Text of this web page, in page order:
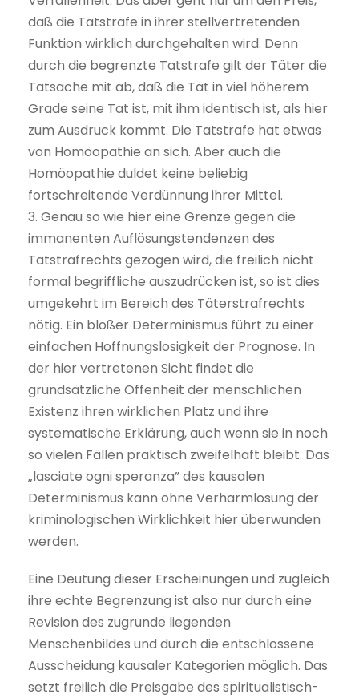
daß die Tatstrafe in ihrer stellvertretenden
Funktion wirklich durchgehalten wird. Denn
durch die begrenzte Tatstrafe gilt der Täter die
Tatsache mit ab, daß die Tat in viel höherem
Grade seine Tat ist, mit ihm identisch ist, als hier
zum Ausdruck kommt. Die Tatstrafe hat etwas
von Homöopathie an sich. Aber auch die
Homöopathie duldet keine beliebig
fortschreitende Verdünnung ihrer Mittel.
3. Genau so wie hier eine Grenze gegen die
immanenten Auflösungstendenzen des
Tatstrafrechts gezogen wird, die freilich nicht
formal begriffliche auszudrücken ist, so ist dies
umgekehrt im Bereich des Täterstrafrechts
nötig. Ein bloßer Determinismus führt zu einer
einfachen Hoffnungslosigkeit der Prognose. In
der hier vertretenen Sicht findet die
grundsätzliche Offenheit der menschlichen
Existenz ihren wirklichen Platz und ihre
systematische Erklärung, auch wenn sie in noch
so vielen Fällen praktisch zweifelhaft bleibt. Das
„lasciate ogni speranza” des kausalen
Determinismus kann ohne Verharmlosung der
kriminologischen Wirklichkeit hier überwunden
werden.
Eine Deutung dieser Erscheinungen und zugleich
ihre echte Begrenzung ist also nur durch eine
Revision des zugrunde liegenden
Menschenbildes und durch die entschlossene
Ausscheidung kausaler Kategorien möglich. Das
setzt freilich die Preisgabe des spiritualistisch-